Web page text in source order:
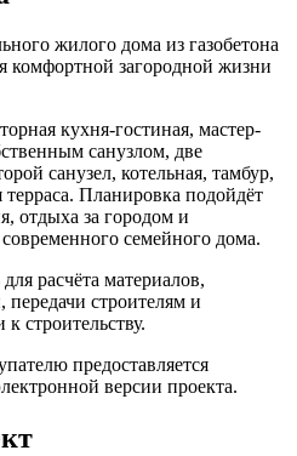
жилого дома из газобетона
загородной жизни
кухня-гостиная, мастер-
санузлом, две
санузел, котельная, тамбур,
Планировка подойдёт
отдыха за городом и
семейного дома.
расчёта материалов,
строителям и
строительству.
предоставляется
версии проекта.